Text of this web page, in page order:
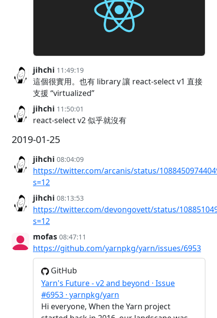
jihchi 11:49:19
這個很實用。也有 library 讓 react-select v1 直接
支援 “virtualized”
jihchi 11:50:01
react-select v2 似乎就沒有
2019-01-25
jihchi 08:04:09
https://twitter.com/arcanis/status/
s=12
jihchi 08:13:53
https://twitter.com/devongovett/status/
s=12
mofas 08:47:11
https://github.com/yarnpkg/yarn/issues/6953
GitHub
Yarn's Future - v2 and beyond · Issue
#6953 · yarnpkg/yarn
Hi everyone, When the Yarn project